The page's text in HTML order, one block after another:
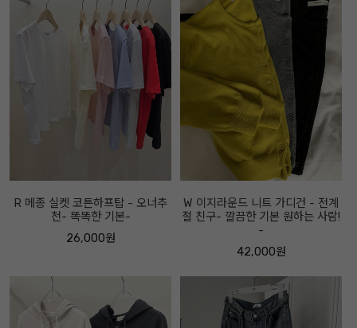
R 메종 실켓 코튼하프탑 - 오너추
천- 똑똑한 기본-
26,000원
W 이지라운드 니트 가디건 - 전계
절 친구- 깔끔한 기본 원하는 사람!
-
42,000원